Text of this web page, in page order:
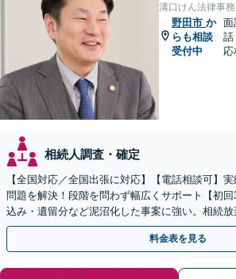
溝口けん法律事
野田市 か
らも相談
受付中
面
話
応
相続人調査・確定
【全国対応／全国出張に対応】【電話相談可】
問題を解決！段階を問わず幅広くサポート【初
込み・遺留分など泥沼化した事案に強い。相続
続は次世代を見据えたご提案。生前対策もお任せ
料金表を見る